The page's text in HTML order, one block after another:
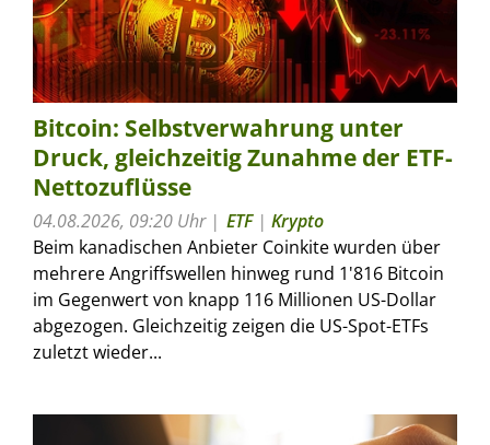
Bitcoin: Selbstverwahrung unter
Druck, gleichzeitig Zunahme der ETF-
Nettozuflüsse
04.08.2026, 09:20 Uhr ETF| Krypto
Beim kanadischen Anbieter Coinkite wurden über
mehrere Angriffswellen hinweg rund 1'816 Bitcoin
im Gegenwert von knapp 116 Millionen US-Dollar
abgezogen. Gleichzeitig zeigen die US-Spot-ETFs
zuletzt wieder...